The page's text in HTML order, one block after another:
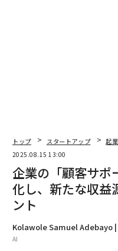
トップ スタートアップ 起
2025.08.15 13:00
企業の「顧客サポ
化し、新たな収益
ント
Kolawole Samuel Adebayo
AI